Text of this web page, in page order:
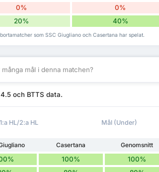
0% 0%
20% 40%
som SSC Giugliano och Casertana har spelat.
många mål i denna matchen?
och BTTS data.
1:a HL/2:a HL Mål (Under)
Casertana
Genomsnitt
100% 100%